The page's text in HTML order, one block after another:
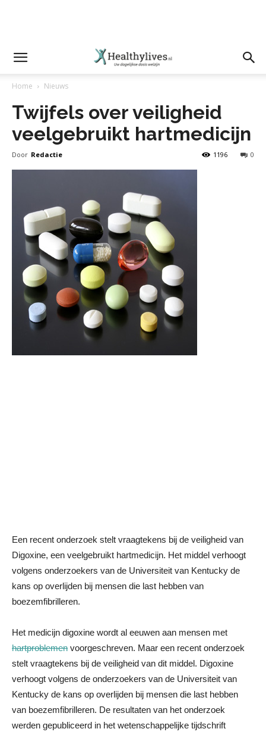
Home Nieuws
Twijfels over veiligheid
veelgebruikt hartmedicijn
Door Redactie 0
1196
Een recent onderzoek stelt vraagtekens bij de veiligheid van
Digoxine, een veelgebruikt hartmedicijn. Het middel verhoogt
volgens onderzoekers van de Universiteit van Kentucky de
kans op overlijden bij mensen die last hebben van
boezemfibrilleren.
Het medicijn digoxine wordt al eeuwen aan mensen met
hartproblemen voorgeschreven. Maar een recent onderzoek
stelt vraagtekens bij de veiligheid van dit middel. Digoxine
verhoogt volgens de onderzoekers van de Universiteit van
Kentucky de kans op overlijden bij mensen die last hebben
van boezemfibrilleren. De resultaten van het onderzoek
werden gepubliceerd in het wetenschappelijke tijdschrift